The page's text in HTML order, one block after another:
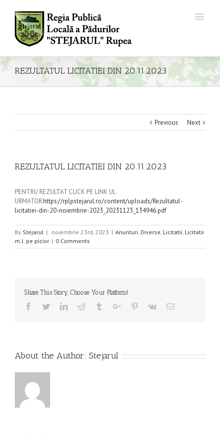
REZULTATUL LICITATIEI DIN 20.11.2023
Previous Next
REZULTATUL LICITATIEI DIN 20.11.2023
PENTRU REZULTAT CLICK PE LINK UL
URMATOR:https://rplpstejarul.ro/content/uploads/Rezultatul-
licitatiei-din-20-noiembrie-2023_20231123_134946.pdf
By Stejarul | noiembrie 23rd, 2023 | Anunturi, Diverse, Licitatii, Licitatii
m.l. pe picior | 0 Comments
Share This Story, Choose Your Platform!
Facebook
TwitterLinkedinReddit TumblrGoogle+Pinterest
Vk Email
About the Author: Stejarul